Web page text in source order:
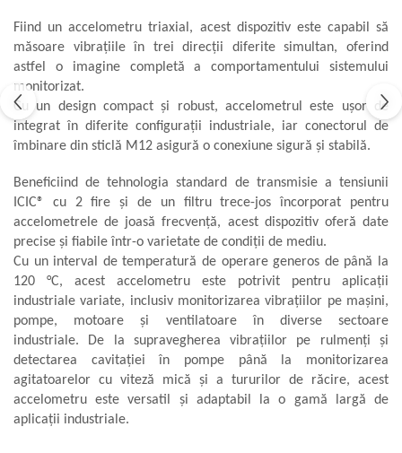
Sonometrie
Aliniere geometrică
Aliniere hidro & termo
Termografie
Fiind un accelometru triaxial, acest dispozitiv este capabil să
măsoare vibrațiile în trei direcții diferite simultan, oferind
astfel o imagine completă a comportamentului sistemului
monitorizat.
Cu un design compact și robust, accelometrul este ușor de
integrat în diferite configurații industriale, iar conectorul de
îmbinare din sticlă M12 asigură o conexiune sigură și stabilă.
Beneficiind de tehnologia standard de transmisie a tensiunii
ICIC® cu 2 fire și de un filtru trece-jos încorporat pentru
accelometrele de joasă frecvență, acest dispozitiv oferă date
precise și fiabile într-o varietate de condiții de mediu.
Cu un interval de temperatură de operare generos de până la
120 °C, acest accelometru este potrivit pentru aplicații
industriale variate, inclusiv monitorizarea vibrațiilor pe mașini,
pompe, motoare și ventilatoare în diverse sectoare
industriale.
De la supravegherea vibrațiilor pe rulmenți și
detectarea cavitației în pompe până la monitorizarea
agitatoarelor cu viteză mică și a tururilor de răcire, acest
accelometru este versatil și adaptabil la o gamă largă de
aplicații industriale.